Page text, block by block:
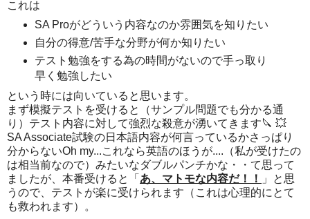
これは
SA Proがどういう内容なのか雰囲気を知りたい
自分の得意/苦手な分野が何か知りたい
テスト勉強をする為の時間がないので手っ取り
早く勉強したい
という時には向いていると思います。
まず模擬テストを受けると（サンプル問題でも分かる通
り）テスト内容に対して強烈な殺意が湧いてきます🔪 💥
SA Associate試験の日本語内容が何言っているかさっぱり
分からないOh my...これなら英語のほうが....（私が受けたの
は相当前なので）みたいなダブルパンチかな・・て思って
ましたが、本番受けると「 あ、マトモな内容だ！！
」と思
うので、テストが楽に受けられます（これは心理的にとて
も救われます）。